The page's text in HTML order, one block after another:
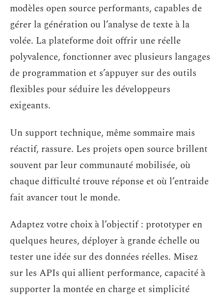
modèles open source performants, capables de
gérer la génération ou l’analyse de texte à la
volée. La plateforme doit offrir une réelle
polyvalence, fonctionner avec plusieurs langages
de programmation et s’appuyer sur des outils
flexibles pour séduire les développeurs
exigeants.
Un support technique, même sommaire mais
réactif, rassure. Les projets open source brillent
souvent par leur communauté mobilisée, où
chaque difficulté trouve réponse et où l’entraide
fait avancer tout le monde.
Adaptez votre choix à l’objectif : prototyper en
quelques heures, déployer à grande échelle ou
tester une idée sur des données réelles. Misez
sur les APIs qui allient performance, capacité à
supporter la montée en charge et simplicité